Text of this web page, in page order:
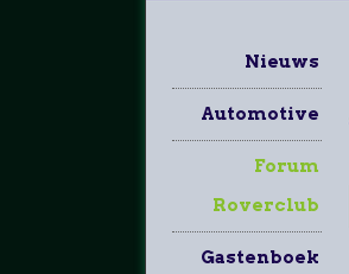
Nieuws
Automotive
Forum
Roverclub
Gastenboek